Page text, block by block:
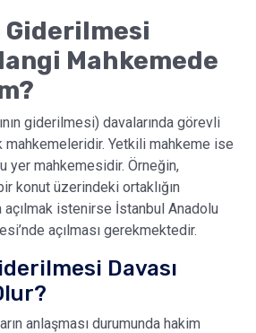
Giderilmesi
Mahkemede
giderilmesi) davalarında görevli
mahkemeleridir. Yetkili mahkeme ise
yer mahkemesidir. Örneğin,
konut üzerindeki ortaklığın
istenirse İstanbul Anadolu
açılması gerekmektedir.
Davası
anlaşması durumunda hakim